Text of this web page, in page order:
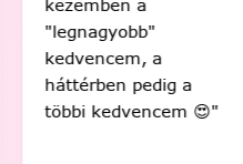
"legnagyobb"
kedvencem, a
háttérben pedig a
többi kedvencem 😍"